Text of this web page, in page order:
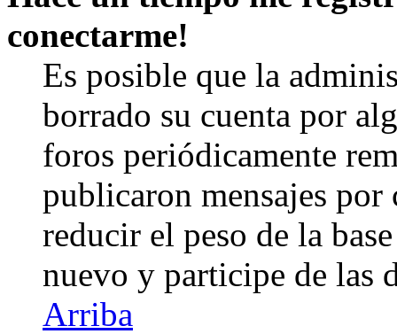
conectarme!
Es posible que la
borrado su cuenta por
foros periódicamente
publicaron mensajes
reducir el peso de la
nuevo y participe de las
Arriba